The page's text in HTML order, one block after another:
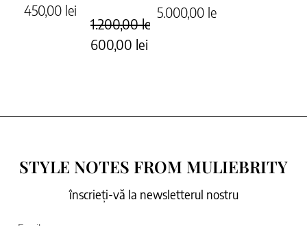
450,00 lei
1.200,00lei
600,00 lei
5.000,00 lei
STYLE NOTES FROM MULIEBRITY
înscrieți-vă la newsletterul nostru